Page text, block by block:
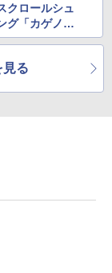
クロールシュ
グ「カゲノム
見る